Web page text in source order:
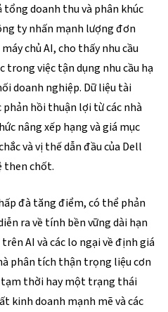
tổng doanh thu và phân khúc
ty nhấn mạnh lượng đơn
chủ AI, cho thấy nhu cầu
trong việc tận dụng nhu cầu hạ
doanh nghiệp. Dữ liệu tài
hồi thuận lợi từ các nhà
nâng xếp hạng và giá mục
và vị thế dẫn đầu của Dell
then chốt.
đà tăng điểm, có thể phản
ra về tính bền vững dài hạn
AI và các lo ngại về định giá
phân tích thận trọng liệu cơn
tạm thời hay một trạng thái
kinh doanh mạnh mẽ và các